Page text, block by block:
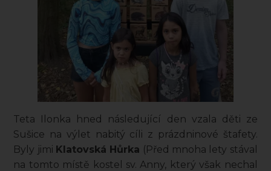
Teta Ilonka hned následující den vzala děti ze
Sušice na výlet nabitý cíli z prázdninové štafety.
Byly jimi Klatovská Hůrka (Před mnoha lety stával
na tomto místě kostel sv. Anny, který však nechal